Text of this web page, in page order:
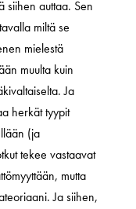
siihen auttaa. Sen
miltä se
mielestä
muulta kuin
Ja
herkät tyypit
(ja
tekee vastaavat
mutta
Ja siihen,